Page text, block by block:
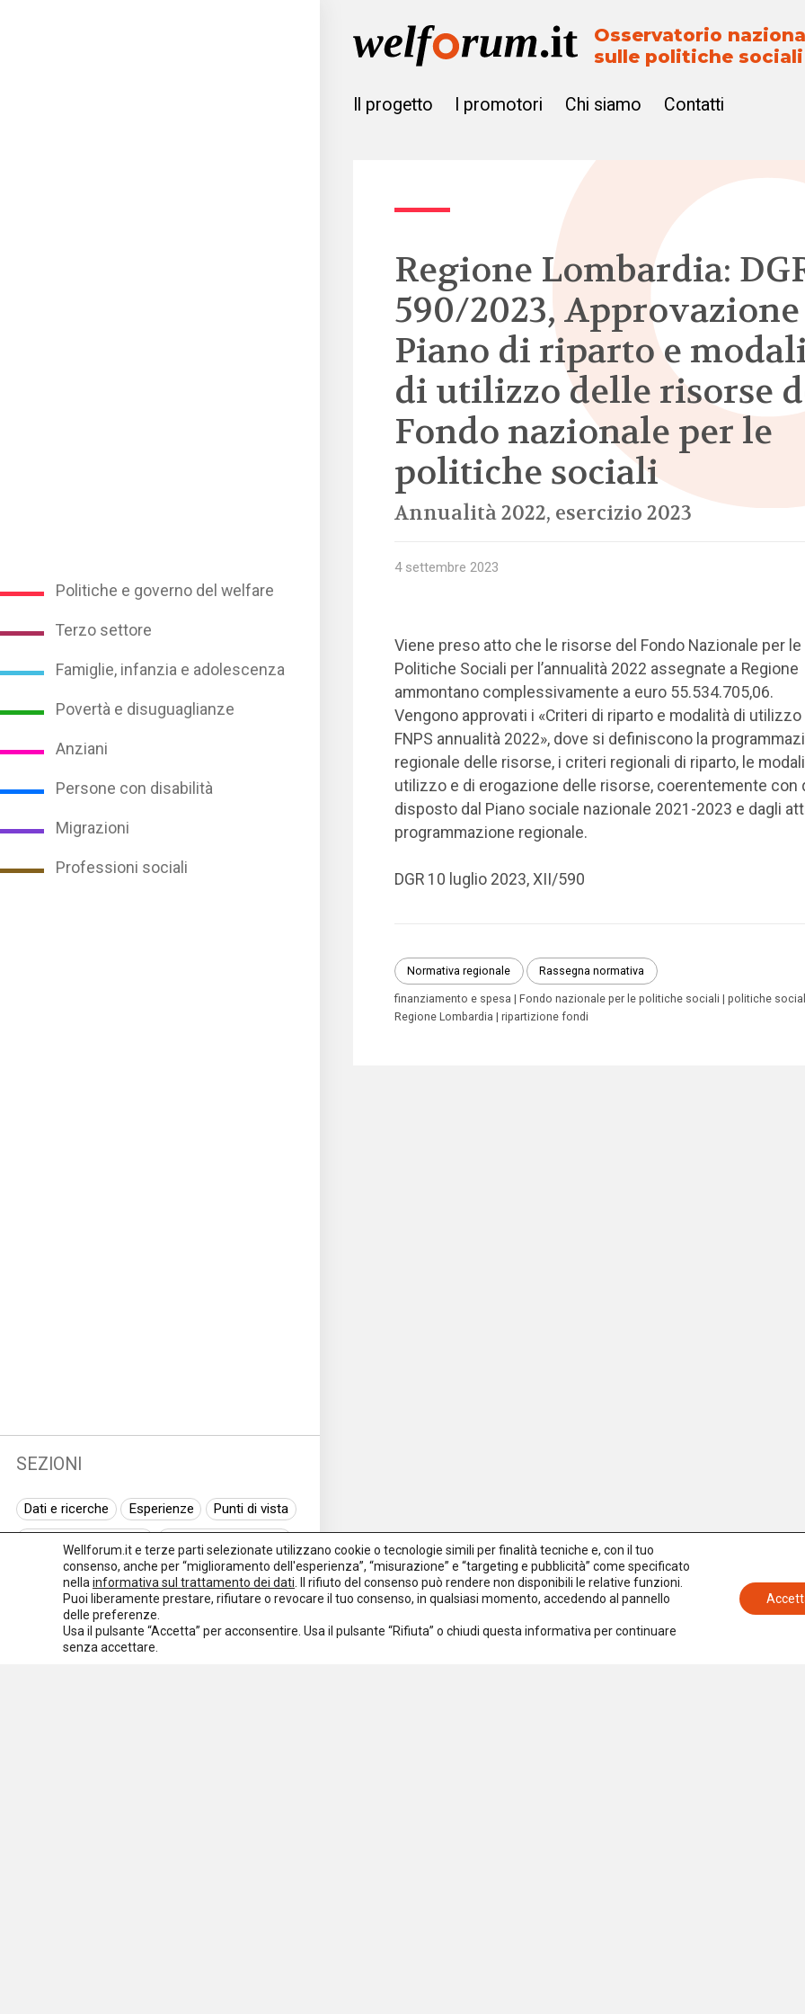
Politiche e governo del welfare
Terzo settore
Famiglie, infanzia e adolescenza
Povertà e disuguaglianze
Anziani
Persone con disabilità
Migrazioni
Professioni sociali
SEZIONI
Dati e ricerche Esperienze
Punti di vista
Normativa europea
Rassegna normativa
I seminari di Welforum
Eventi
Spazio ai promotori
Osservatorio
sulle politiche sociali
Il progetto I promotori Chi siamo Contatti
Regione Lombardia:
590/2023,
Piano di riparto e
di utilizzo delle risorse
Fondo nazionale per le
politiche sociali
Annualità 2022, esercizio 2023
4 settembre 2023
Viene preso atto che le risorse del Fondo Nazionale per le
Politiche Sociali per l’annualità 2022 assegnate a Regione
ammontano complessivamente a euro 55.534.705,06.
Vengono approvati i «Criteri di riparto e modalità di utilizzo
FNPS annualità 2022», dove si definiscono la
regionale delle risorse, i criteri regionali di riparto, le
utilizzo e di erogazione delle risorse, coerentemente con
disposto dal Piano sociale nazionale 2021-2023 e dagli
programmazione regionale.
DGR 10 luglio 2023, XII/590
Normativa regionale Rassegna normativa
finanziamento e spesa Fondo nazionale per le politiche sociali
politiche
Regione Lombardia
ripartizione fondi
Wellforum.it e terze parti selezionate utilizzano cookie o tecnologie simili per finalità tecniche e, con il tuo
consenso, anche per “miglioramento dell'esperienza”, “misurazione” e “targeting e pubblicità” come specificato
nella informativa sul trattamento dei dati . Il rifiuto del consenso può rendere non disponibili le relative funzioni.
Puoi liberamente prestare, rifiutare o revocare il tuo consenso, in qualsiasi momento, accedendo al pannello
delle preferenze.
Usa il pulsante “Accetta” per acconsentire. Usa il pulsante “Rifiuta” o chiudi questa informativa per continuare
senza accettare.